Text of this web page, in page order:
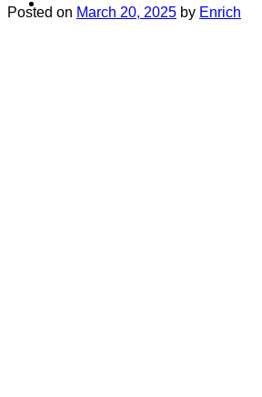
Posted on March 20, 2025 by Enrich